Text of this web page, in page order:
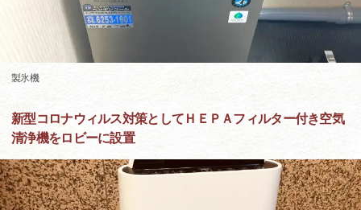
製氷機
新型コロナウィルス対策としてＨＥＰＡフィルター付き空気
清浄機をロビーに設置